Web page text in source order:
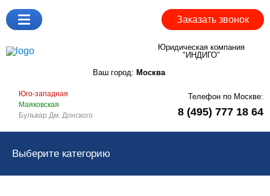
Заказать звонок
Юридическая компания
"ИНДИГО"
Ваш город: Москва
Юго-западная
Маяковская
Бульвар Дм. Донского
Телефон по Москве:
8 (495) 777 18 64
Выберите категорию